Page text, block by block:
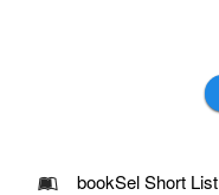
bookSel Short List